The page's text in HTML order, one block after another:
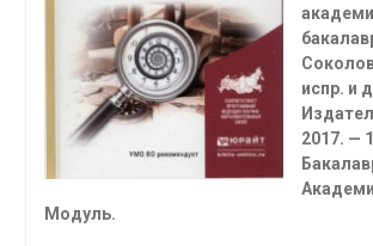
испр. и
2017. —
Модуль.